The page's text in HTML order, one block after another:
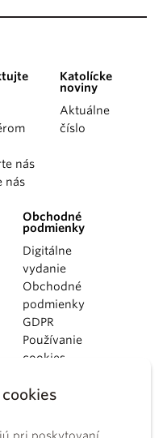
nás
nás
Katolícke
noviny
Aktuálne
číslo
Obchodné
podmienky
Digitálne
vydanie
Obchodné
podmienky
GDPR
Používanie
cookies